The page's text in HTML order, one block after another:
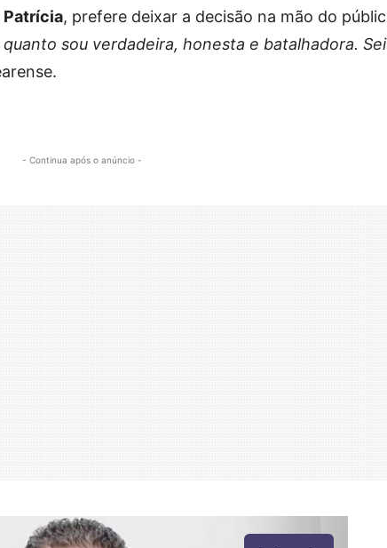
Patrícia, prefere deixar a decisão na mão do
sou verdadeira, honesta e batalhadora. Sei
- Continua após o anúncio -